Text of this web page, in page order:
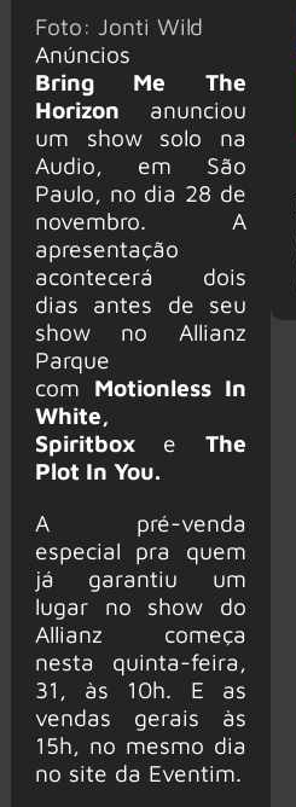
Foto: Jonti Wild
Anúncios
Bring Me The
Horizon anunciou
um show solo na
Audio, em São
Paulo, no dia 28 de
novembro. A
apresentação
acontecerá dois
dias antes de seu
show no Allianz
Parque
com Motionless In
White,
Spiritbox eThe
Plot In You.
A pré-venda
especial pra quem
já garantiu um
lugar no show do
Allianz começa
nesta quinta-feira,
31, às 10h. E as
vendas gerais às
15h, no mesmo dia
no site da Eventim.